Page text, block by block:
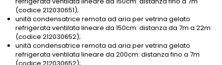
(codice 212030651);
unità condensatrice remota ad aria per vetrina gelato
refrigerata ventilata lineare da 150cm: distanza da 7m a 22m
(codice 212030652);
unità condensatrice remota ad aria per vetrina gelato
refrigerata ventilata lineare da 200cm: distanza fino a 7m